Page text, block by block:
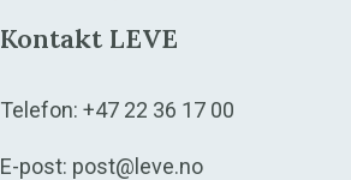
Kontakt LEVE
Telefon: +47 22 36 17 00
E-post: post@leve.no